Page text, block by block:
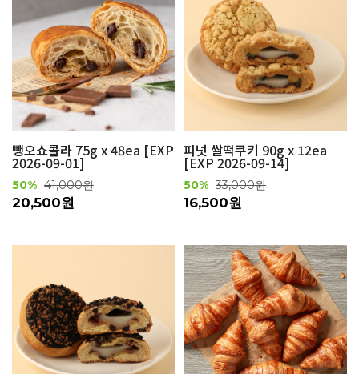
뺑오쇼콜라 75g x 48ea [EXP
2026-09-01]
50% 41,000원
20,500원
피넛 쌀떡쿠키 90g x 12ea
[EXP 2026-09-14]
50% 33,000원
16,500원